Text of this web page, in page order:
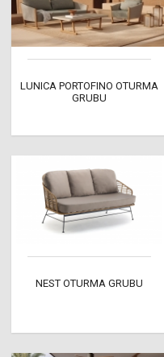
LUNICA PORTOFINO OTURMA
GRUBU
NEST OTURMA GRUBU